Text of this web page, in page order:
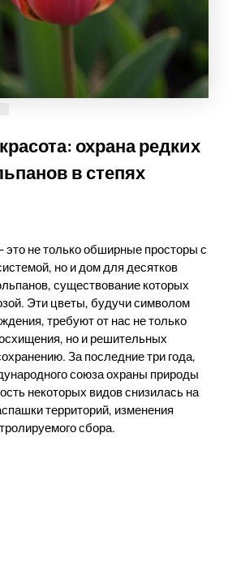
охрана редких
в степях
это не только обширные просторы с
но и дом для десятков
существование которых
Эти цветы, будучи символом
требуют от нас не только
но и решительных
За последние три года,
союза охраны природы
некоторых видов снизилась на
территорий, изменения
сбора.